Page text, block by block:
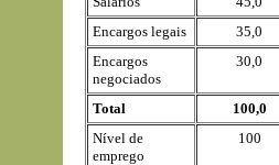
Encargos legais
35,0
Encargos
negociados
30,0
Total 100,0
Nível de
emprego
100